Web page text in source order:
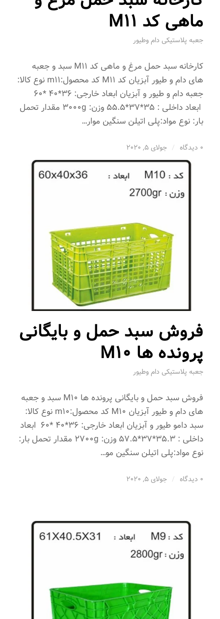
ماهی کد M11
جعبه پلاستیکی دام وطیور
کارخانه سبد حمل مرغ و ماهی کد M11 سبد و جعبه
های دام و طیور آبزیان کد M11 کد محصول:m11 نوع کالا:
جعبه دام و طیور و آبزیان ابعاد خارجی: 36*40 *60
ابعاد داخلی : 35*37*55.5 وزن: 3000g مقدار تحمل
بار: نوع مواد:پلی اتیلن سنگین موار…
0 دیدگاه / جولای 5, 2020
فروش سبد حمل و بایگانی
پرونده ها M10
جعبه پلاستیکی دام وطیور
فروش سبد حمل و بایگانی پرونده ها M10 سبد و جعبه
های دام و طیور آبزیان M10 کد محصول:m10 نوع کالا:
سبد دامو طیور و آبزیان ابعاد خارجی: 36*40 *60 ابعاد
داخلی : 35.3*37*57.5 وزن: 2700g مقدار تحمل بار:
نوع مواد:پلی اتیلن سنگین مو…
0 دیدگاه / جولای 5, 2020